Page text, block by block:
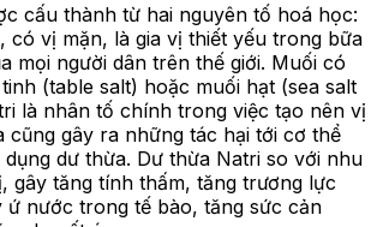
cấu thành từ hai nguyên tố hoá học:
có vị mặn, là gia vị thiết yếu trong bữa
mọi người dân trên thế giới. Muối có
(table salt) hoặc muối hạt (sea salt
là nhân tố chính trong việc tạo nên vị
cũng gây ra những tác hại tới cơ thể
dư thừa. Dư thừa Natri so với nhu
gây tăng tính thấm, tăng trương lực
ứ nước trong tế bào, tăng sức cản